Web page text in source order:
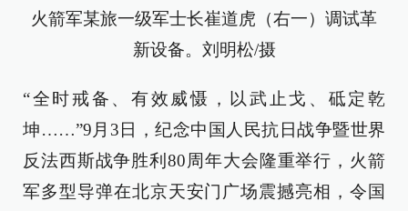
火箭军某旅一级军士长崔道虎（右一）调试革
新设备。刘明松/摄
“全时戒备、有效威慑，以武止戈、砥定乾
坤……”9月3日，纪念中国人民抗日战争暨世界
反法西斯战争胜利80周年大会隆重举行，火箭
军多型导弹在北京天安门广场震撼亮相，令国